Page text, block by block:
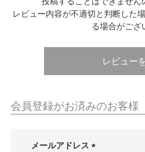
ーワード #キーワードキーワー
ッグ
布・革小物
レビュー内容が不適切と判断した
る場合がござ
レビュー
会員登録がお済みのお客様
メールアドレス